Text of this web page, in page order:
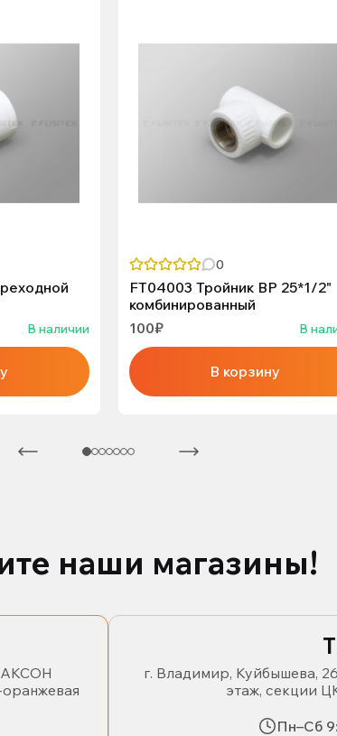
В наличии
0
FT04003 Тройник ВР 25*1/2"
комбинированный
100₽
В
В корзину
наши магазины!
АКСОН
г. Владимир, Куйбышева,
этаж, секции
Пн–Сб